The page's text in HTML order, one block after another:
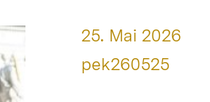
Datum:
25. Mai 2026
Von:
pek260525